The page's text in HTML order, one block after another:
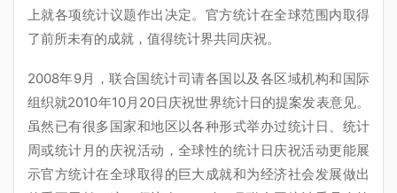
上就各项统计议题作出决定。官方统计在全球范围内取得
了前所未有的成就，值得统计界共同庆祝。
2008年9月，联合国统计司请各国以及各区域机构和国际
组织就2010年10月20日庆祝世界统计日的提案发表意见。
虽然已有很多国家和地区以各种形式举办过统计日、统计
周或统计月的庆祝活动，全球性的统计日庆祝活动更能展
示官方统计在全球取得的巨大成就和为经济社会发展做出